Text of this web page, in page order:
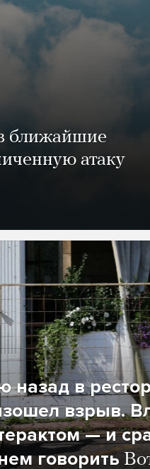
ближайшие
атаку
назад в
взрыв.
— и
говорить